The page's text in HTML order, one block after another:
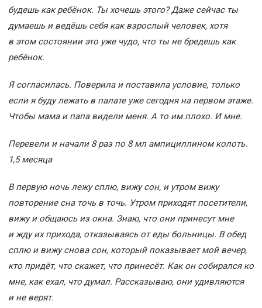
будешь как ребёнок. Ты хочешь этого? Даже сейчас ты
думаешь и ведёшь себя как взрослый человек, хотя
в этом состоянии это уже чудо, что ты не бредешь как
ребёнок.
Я согласилась. Поверила и поставила условие, только
если я буду лежать в палате уже сегодня на первом этаже.
Чтобы мама и папа видели меня. А то им плохо. И мне.
Перевели и начали 8 раз по 8 мл ампициллином колоть.
1,5 месяца
В первую ночь лежу сплю, вижу сон, и утром вижу
повторение сна точь в точь. Утром приходят посетители,
вижу и общаюсь из окна. Знаю, что они принесут мне
и жду их прихода, отказываясь от еды больницы. В обед
сплю и вижу снова сон, который показывает мой вечер,
кто придёт, что скажет, что принесёт. Как он собирался ко
мне, как ехал, что думал. Рассказываю, они удивляются
и не верят.